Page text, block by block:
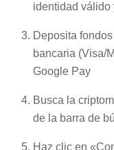
identidad válido
Deposita
bancaria (Visa/
Google Pay
Busca la
de la barra de
Haz clic en